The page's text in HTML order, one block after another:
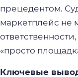
прецедентом.
маркетплейс не
«просто
Ключевые